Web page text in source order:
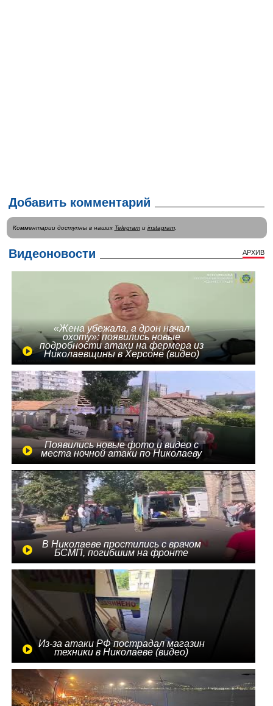
Добавить комментарий
Комментарии доступны в наших Telegramи instagram.
Видеоновости АРХИВ
«Жена убежала, а дрон начал
охоту»: появились новые
подробности атаки на фермера из
Николаевщины в Херсоне (видео)
Появились новые фото и видео с
места ночной атаки по Николаеву
В Николаеве простились с врачом
БСМП, погибшим на фронте
Из-за атаки РФ пострадал магазин
техники в Николаеве (видео)